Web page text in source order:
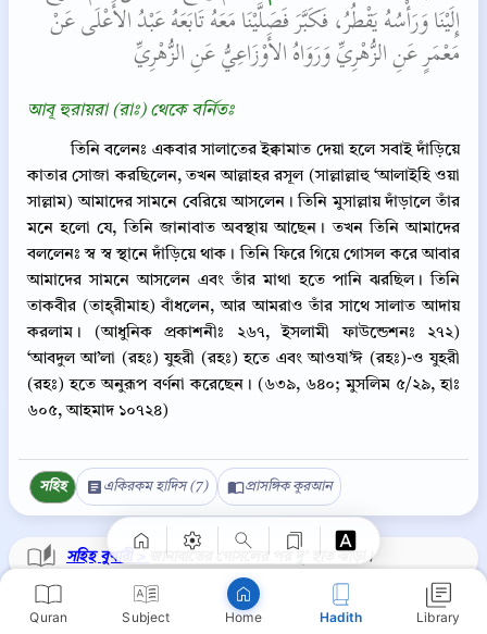
Quran Subject Home Hadith Library
إِلَيْنَا وَرَأْسُهُ يَقْطُرُ، فَكَبَّرَ فَصَلَّيْنَا مَعَهُ‏‏ تَابَعَهُ عَبْدُ الأَعْلَى عَنْ
مَعْمَرٍ عَنِ الزُّهْرِيِّ‏‏ وَرَوَاهُ الأَوْزَاعِيُّ عَنِ الزُّهْرِيِّ‏‏
আবূ হুরায়রা (রাঃ) থেকে বর্নিতঃ
তিনি বলেনঃ একবার সালাতের ইক্বামাত দেয়া হলে সবাই দাঁড়িয়ে
কাতার সোজা করছিলেন, তখন আল্লাহর রসূল (সাল্লাল্লাহু ‘আলাইহি ওয়া
সাল্লাম) আমাদের সামনে বেরিয়ে আসলেন। তিনি মুসাল্লায় দাঁড়ালে তাঁর
মনে হলো যে, তিনি জানাবাত অবস্থায় আছেন। তখন তিনি আমাদের
বললেনঃ স্ব স্ব স্থানে দাঁড়িয়ে থাক। তিনি ফিরে গিয়ে গোসল করে আবার
আমাদের সামনে আসলেন এবং তাঁর মাথা হতে পানি ঝরছিল। তিনি
তাকবীর (তাহ্‌রীমাহ) বাঁধলেন, আর আমরাও তাঁর সাথে সালাত আদায়
করলাম। (আধুনিক প্রকাশনীঃ ২৬৭, ইসলামী ফাউন্ডেশনঃ ২৭২)
‘আবদুল আ’লা (রহঃ) যুহরী (রহঃ) হতে এবং আওযা’ঈ (রহঃ)-ও যুহরী
(রহঃ) হতে অনুরূপ বর্ণনা করেছেন। (৬৩৯, ৬৪০; মুসলিম ৫/২৯, হাঃ
৬০৫, আহমাদ ১০৭২৪)
সহিহ একিরকম হাদিস (7) প্রাসঙ্গিক কুরআন
সহিহ বুখারী > জানাবাতের গোসলের পর দু’ হাত ঝাড়া।